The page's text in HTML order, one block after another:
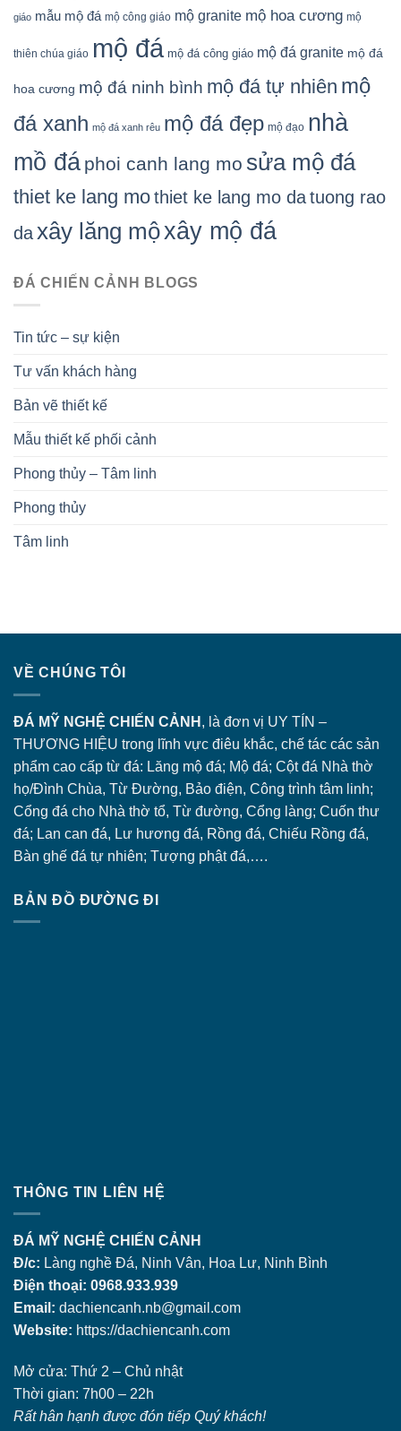
giáo mẫu mộ đá mộ công giáo mộ granite mộ hoa cương mộ
thiên chúa giáo mộ đá mộ đá công giáo mộ đá granite mộ đá
hoa cương mộ đá ninh bình mộ đá tự nhiên mộ
đá xanh mộ đá xanh rêu mộ đá đẹp mộ đạo nhà
mồ đá phoi canh lang mo sửa mộ đá
thiet ke lang mothiet ke lang mo datuong rao
daxây lăng mộxây mộ đá
ĐÁ CHIẾN CẢNH BLOGS
Tin tức – sự kiện
Tư vấn khách hàng
Bản vẽ thiết kế
Mẫu thiết kế phối cảnh
Phong thủy – Tâm linh
Phong thủy
Tâm linh
VỀ CHÚNG TÔI
ĐÁ MỸ NGHỆ CHIẾN CẢNH , là đơn vị UY TÍN –
THƯƠNG HIỆU trong lĩnh vực điêu khắc, chế tác các sản
phẩm cao cấp từ đá: Lăng mộ đá; Mộ đá; Cột đá Nhà thờ
họ/Đình Chùa, Từ Đường, Bảo điện, Công trình tâm linh;
Cổng đá cho Nhà thờ tổ, Từ đường, Cổng làng; Cuốn thư
đá; Lan can đá, Lư hương đá, Rồng đá, Chiếu Rồng đá,
Bàn ghế đá tự nhiên; Tượng phật đá,….
BẢN ĐỒ ĐƯỜNG ĐI
THÔNG TIN LIÊN HỆ
ĐÁ MỸ NGHỆ CHIẾN CẢNH
Đ/c: Làng nghề Đá, Ninh Vân, Hoa Lư, Ninh Bình
Điện thoại: 0968.933.939
Email: dachiencanh.nb@gmail.com
Website: https://dachiencanh.com
Mở cửa: Thứ 2 – Chủ nhật
Thời gian: 7h00 – 22h
Rất hân hạnh được đón tiếp Quý khách!